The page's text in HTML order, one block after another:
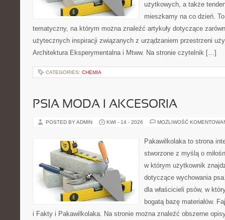
użytkowych, a także
mieszkamy na co dzień.
tematyczny, na którym można znaleźć artykuły dotyczące
użytecznych inspiracji związanych z urządzaniem przestrzeni
Architektura Eksperymentalna i Mtww. Na stronie czytelnik […]
CATEGORIES: CHEMIA
PSIA MODA I AKCESORIA
POSTED BY ADMIN KWI - 14 - 2026 MOŻLIWOŚĆ
Pakawilkolaka to strona
stworzone z myślą o
w którym użytkownik
dotyczące wychowania
dla właścicieli psów, w
bogatą bazę materiałów.
i Fakty i Pakawilkolaka. Na stronie można znaleźć obszerne